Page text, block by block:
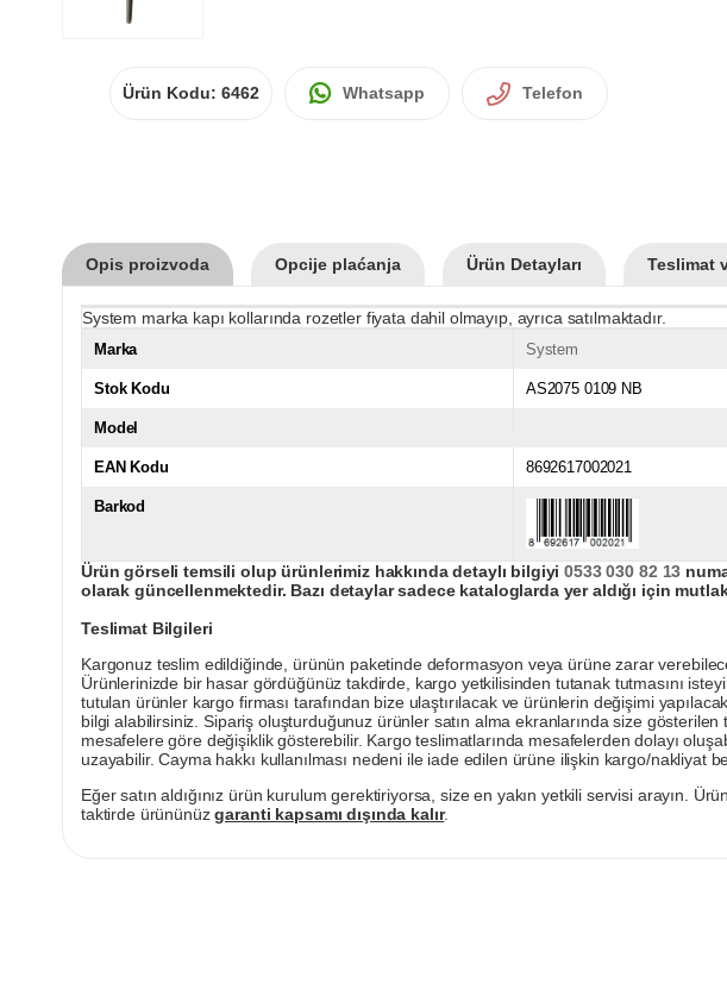
Ürün Kodu: 6462 Whatsapp Telefon
Opis proizvoda Opcije plaćanja Ürün Detayları Teslimat
System marka kapı kollarında rozetler fiyata dahil olmayıp, ayrıca satılmaktadır.
Marka System
Stok Kodu AS2075 0109 NB
Model
EAN Kodu 8692617002021
Barkod
Ürün görseli temsili olup ürünlerimiz hakkında detaylı bilgiyi0533 030 82 13
olarak güncellenmektedir. Bazı detaylar sadece kataloglarda yer aldığı için
Teslimat Bilgileri
Kargonuz teslim edildiğinde, ürünün paketinde deformasyon veya ürüne zarar
Ürünlerinizde bir hasar gördüğünüz takdirde, kargo yetkilisinden tutanak tutmasını
tutulan ürünler kargo firması tarafından bize ulaştırılacak ve ürünlerin değişimi
bilgi alabilirsiniz. Sipariş oluşturduğunuz ürünler satın alma ekranlarında size
mesafelere göre değişiklik gösterebilir. Kargo teslimatlarında mesafelerden dolayı
uzayabilir. Cayma hakkı kullanılması nedeni ile iade edilen ürüne ilişkin kargo/nakliyat
Eğer satın aldığınız ürün kurulum gerektiriyorsa, size en yakın yetkili servisi arayın.
taktirde ürününüzgaranti kapsamı dışında kalır.